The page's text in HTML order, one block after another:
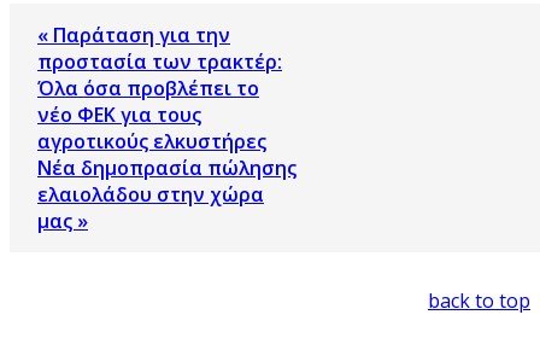
« Παράταση για την
προστασία των τρακτέρ:
Όλα όσα προβλέπει το
νέο ΦΕΚ για τους
αγροτικούς ελκυστήρες
Νέα δημοπρασία πώλησης
ελαιολάδου στην χώρα
μας »
back to top